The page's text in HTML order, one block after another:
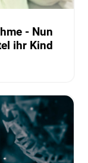
- Nun
ihr Kind